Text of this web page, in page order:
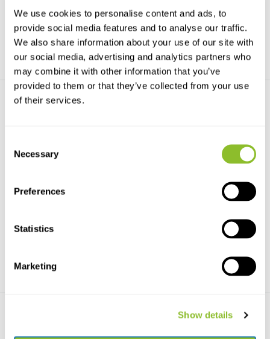
We use cookies to personalise content and ads, to
provide social media features and to analyse our traffic.
We also share information about your use of our site with
our social media, advertising and analytics partners who
may combine it with other information that you’ve
provided to them or that they’ve collected from your use
of their services.
Selection
Necessary
Preferences
Statistics
Marketing
Show details
€28,95 €11,36
Dit Bij Blok Groot is een
vrijstaand bijennest d...
€49,99
Dit Bricks 4 Bees Bijenblok